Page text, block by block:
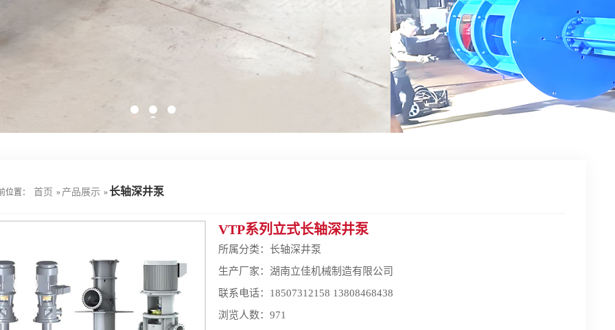
位置： 首页 » 产品展示 » 长轴深井泵
VTP系列立式长轴深井泵
所属分类： 长轴深井泵
生产厂家：湖南立佳机械制造有限公司
联系电话：18507312158 13808468438
浏览人数： 971